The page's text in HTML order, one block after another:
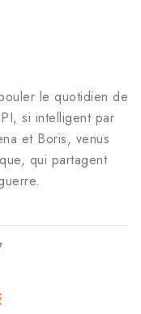
le quotidien de
si intelligent par
et Boris, venus
qui partagent